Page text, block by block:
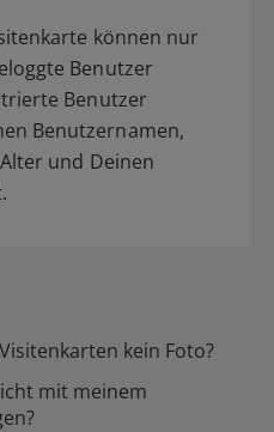
können nur
Benutzer
Benutzer
Benutzernamen,
und Deinen
kein Foto?
mit meinem